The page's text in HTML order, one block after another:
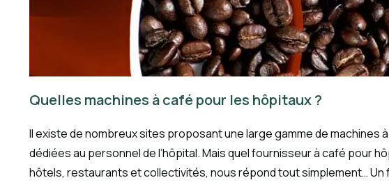
Quelles machines à café pour les hôpitaux ?
Il existe de nombreux sites proposant une large gamme de
dédiées au personnel de l’hôpital. Mais quel fournisseur à café pour
hôtels, restaurants et collectivités, nous répond tout simplement…